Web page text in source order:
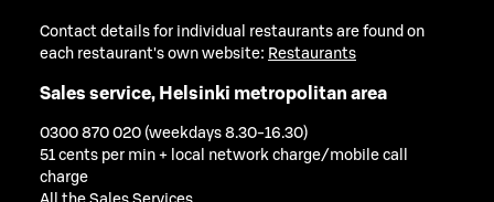
Contact details for individual restaurants are found on
each restaurant's own website: Restaurants
Sales service, Helsinki metropolitan area
0300 870 020 (weekdays 8.30-16.30)
51 cents per min + local network charge/mobile call
charge